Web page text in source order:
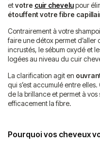
etvotre cuir chevelupour
étouffent votre fibre
Contrairement à votre
faire une détox permet
incrustés, le sébum oxydé et
logées au niveau du cuir
La clarification agit en
qui s’est accumulé entre
de la brillance et permet à
efficacement la fibre.
Pourquoi vos cheveux